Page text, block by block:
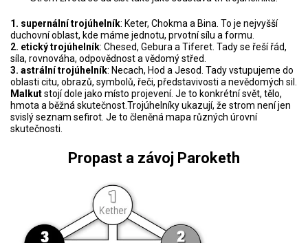
1. supernální trojúhelník: Keter, Chokma a Bina. To je nejvyšší
duchovní oblast, kde máme jednotu, prvotní sílu a formu.
2. etický trojúhelník: Chesed, Gebura a Tiferet. Tady se řeší řád,
síla, rovnováha, odpovědnost a vědomý střed.
3. astrální trojúhelník: Necach, Hod a Jesod. Tady vstupujeme do
oblasti citu, obrazů, symbolů, řeči, představivosti a nevědomých sil.
Malkutstojí dole jako místo projevení. Je to konkrétní svět, tělo,
hmota a běžná skutečnost.Trojúhelníky ukazují, že strom není jen
svislý seznam sefirot. Je to členěná mapa různých úrovní
skutečnosti.
Propast a závoj Paroketh